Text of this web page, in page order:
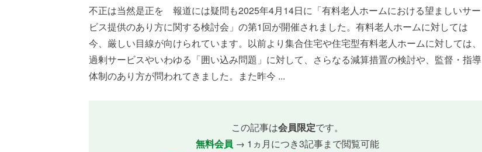
不正は当然是正を 報道には疑問も2025年4月14日に「有料老人ホームにおける望ましいサー
ビス提供のあり方に関する検討会」の第1回が開催されました。有料老人ホームに対しては
今、厳しい目線が向けられています。以前より集合住宅や住宅型有料老人ホームに対しては、
過剰サービスやいわゆる「囲い込み問題」に対して、さらなる減算措置の検討や、監督・指導
体制のあり方が問われてきました。また昨今 ...
この記事は会員限定です。
無料会員 → 1ヵ月につき3記事まで閲覧可能